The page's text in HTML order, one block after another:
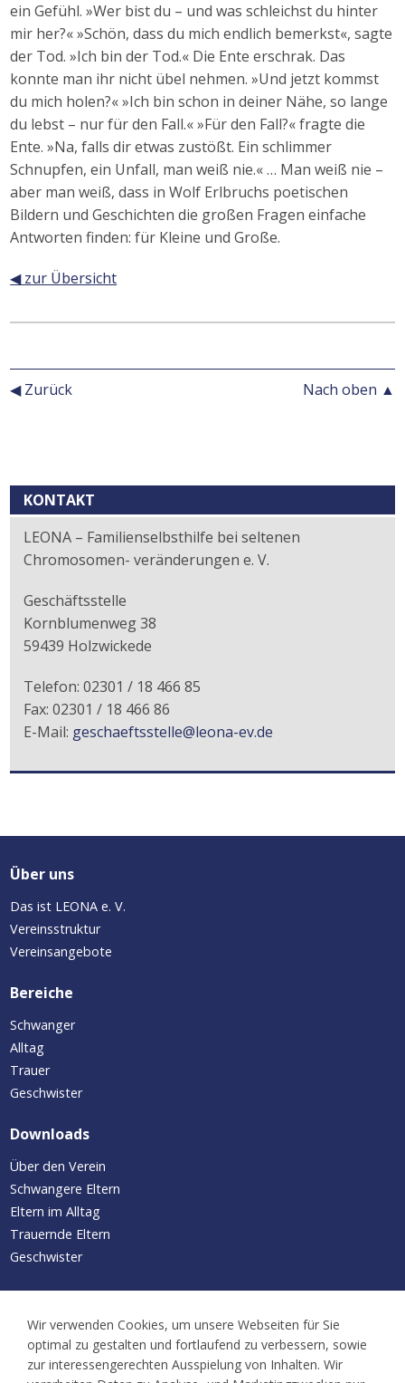
ein Gefühl. »Wer bist du – und was schleichst du hinter
mir her?« »Schön, dass du mich endlich bemerkst«, sagte
der Tod. »Ich bin der Tod.« Die Ente erschrak. Das
konnte man ihr nicht übel nehmen. »Und jetzt kommst
du mich holen?« »Ich bin schon in deiner Nähe, so lange
du lebst – nur für den Fall.« »Für den Fall?« fragte die
Ente. »Na, falls dir etwas zustößt. Ein schlimmer
Schnupfen, ein Unfall, man weiß nie.« … Man weiß nie –
aber man weiß, dass in Wolf Erlbruchs poetischen
Bildern und Geschichten die großen Fragen einfache
Antworten finden: für Kleine und Große.
◀ zur Übersicht
◀ Zurück Nach oben ▲
Kontext
KONTAKT
LEONA – Familienselbsthilfe bei seltenen
Chromosomen- veränderungen e. V.
Geschäftsstelle
Kornblumenweg 38
59439 Holzwickede
Telefon: 02301 / 18 466 85
Fax: 02301 / 18 466 86
E-Mail: geschaeftsstelle@leona-ev.de
Über uns
Das ist LEONA e. V.
Vereinsstruktur
Vereinsangebote
Bereiche
Schwanger
Alltag
Trauer
Geschwister
Downloads
Über den Verein
Schwangere Eltern
Eltern im Alltag
Trauernde Eltern
Geschwister
Neuigkeiten
Kalender
Familientreffen
Wir verwenden Cookies, um unsere Webseiten für Sie
optimal zu gestalten und fortlaufend zu verbessern, sowie
zur interessengerechten Ausspielung von Inhalten. Wir